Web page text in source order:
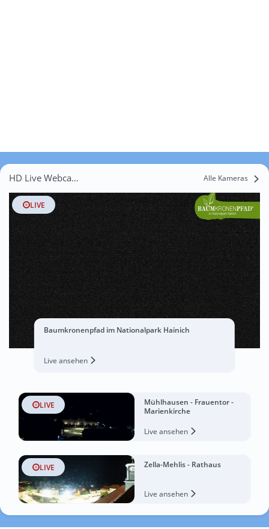
HD Live Webcams Deubach Alle Kameras
LIVE
Baumkronenpfad im Nationalpark Hainich
Live ansehen
LIVE
Mühlhausen - Frauentor -
Marienkirche
Live ansehen
LIVE Zella-Mehlis - Rathaus
Live ansehen